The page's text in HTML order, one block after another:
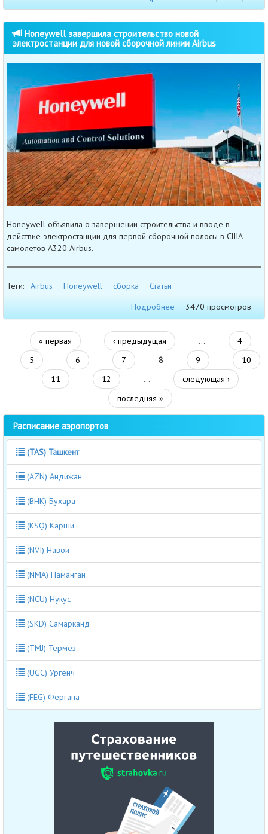
Honeywell завершила строительство новой
электростанции для новой сборочной линии Airbus
Honeywell объявила о завершении строительства и вводе в
действие электростанции для первой сборочной полосы в США
самолетов A320 Airbus.
Теги: Airbus Honeywell сборка
Статьи
Подробнее
3470 просмотров
« первая ‹ предыдущая …
4
5
6 7 8 9
10
11
12 …
следующая ›
последняя »
Расписание аэропортов
(TAS) Ташкент
(AZN) Андижан
(BHK) Бухара
(KSQ) Карши
(NVI) Навои
(NMA) Наманган
(NCU) Нукус
(SKD) Самарканд
(TMJ) Термез
(UGC) Ургенч
(FEG) Фергана